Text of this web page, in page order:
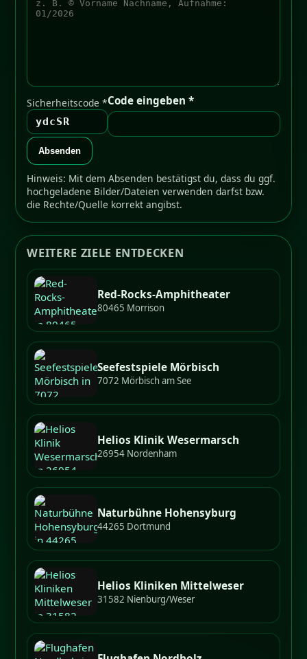
Sicherheitscode *
ydcSR
Code eingeben *
Absenden
Hinweis: Mit dem Absenden bestätigst du, dass du ggf.
hochgeladene Bilder/Dateien verwenden darfst bzw.
die Rechte/Quelle korrekt angibst.
WEITERE ZIELE ENTDECKEN
Red-Rocks-Amphitheater
80465 Morrison
Seefestspiele Mörbisch
7072 Mörbisch am See
Helios Klinik Wesermarsch
26954 Nordenham
Naturbühne Hohensyburg
44265 Dortmund
Helios Kliniken Mittelweser
31582 Nienburg/Weser